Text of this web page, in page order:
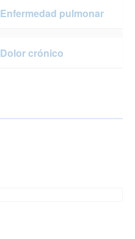
Enfermedad pulmonar
Dolor crónico